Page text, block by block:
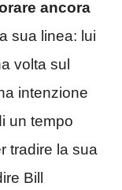
ancora
sua linea: lui
volta sul
intenzione
un tempo
tradire la sua
Bill